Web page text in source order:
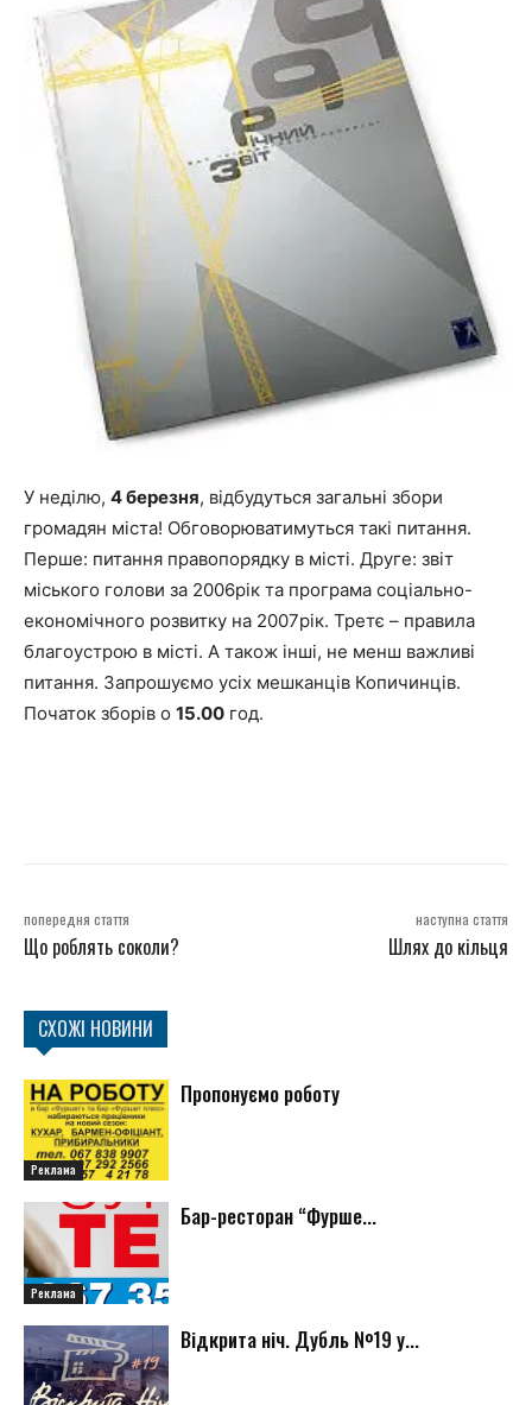
У неділю, 4 березня, відбудуться загальні збори
громадян міста! Обговорюватимуться такі питання.
Перше: питання правопорядку в місті. Друге: звіт
міського голови за 2006рік та програма соціально-
економічного розвитку на 2007рік. Третє – правила
благоустрою в місті. А також інші, не менш важливі
питання. Запрошуємо усіх мешканців Копичинців.
Початок зборів о 15.00 год.
попередня стаття
Що роблять соколи?
наступна стаття
Шлях до кільця
СХОЖІ НОВИНИ
Реклама
Пропонуємо роботу
Реклама
Бар-ресторан “Фурше...
Відкрита ніч. Дубль №19 у...